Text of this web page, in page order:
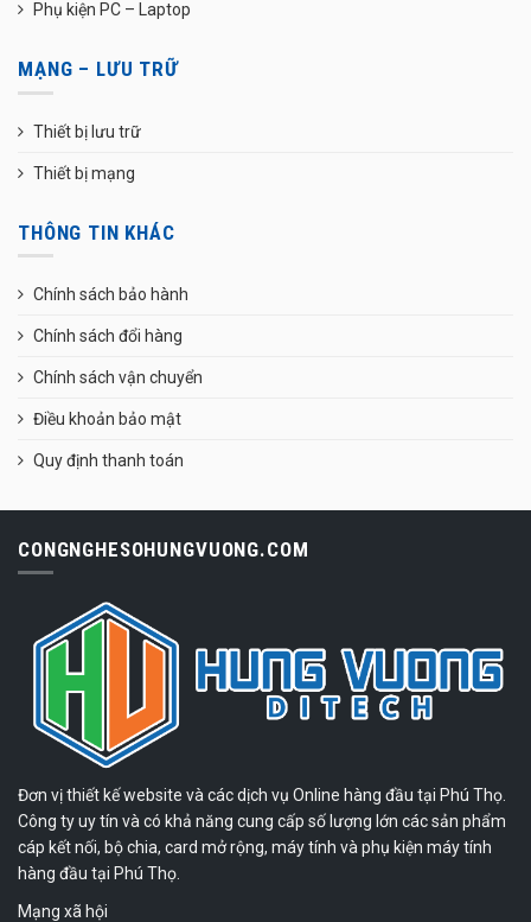
Phụ kiện PC – Laptop
MẠNG – LƯU TRỮ
Thiết bị lưu trữ
Thiết bị mạng
THÔNG TIN KHÁC
Chính sách bảo hành
Chính sách đổi hàng
Chính sách vận chuyển
Điều khoản bảo mật
Quy định thanh toán
CONGNGHESOHUNGVUONG.COM
Đơn vị thiết kế website và các dịch vụ Online hàng đầu tại Phú Thọ.
Công ty uy tín và có khả năng cung cấp số lượng lớn các sản phẩm
cáp kết nối, bộ chia, card mở rộng, máy tính và phụ kiện máy tính
hàng đầu tại Phú Thọ.
Mạng xã hội